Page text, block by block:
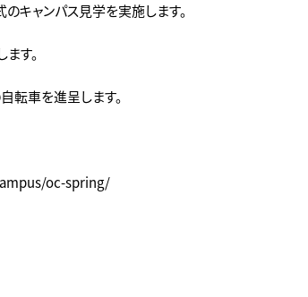
キャンパス見学を実施します。
す。
転車を進呈します。
oc-spring/